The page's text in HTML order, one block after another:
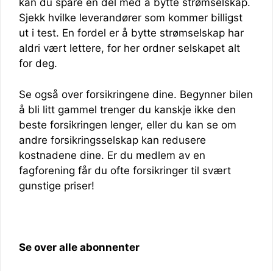
kan du spare en del med å bytte strømselskap.
Sjekk hvilke leverandører som kommer billigst
ut i test. En fordel er å bytte strømselskap har
aldri vært lettere, for her ordner selskapet alt
for deg.
Se også over forsikringene dine. Begynner bilen
å bli litt gammel trenger du kanskje ikke den
beste forsikringen lenger, eller du kan se om
andre forsikringsselskap kan redusere
kostnadene dine. Er du medlem av en
fagforening får du ofte forsikringer til svært
gunstige priser!
Se over alle abonnenter